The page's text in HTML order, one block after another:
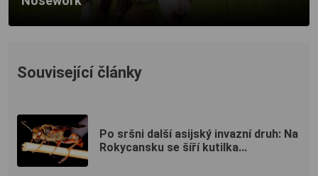
Související články
Po sršni další asijský invazní druh: Na
Rokycansku se šíří kutilka...